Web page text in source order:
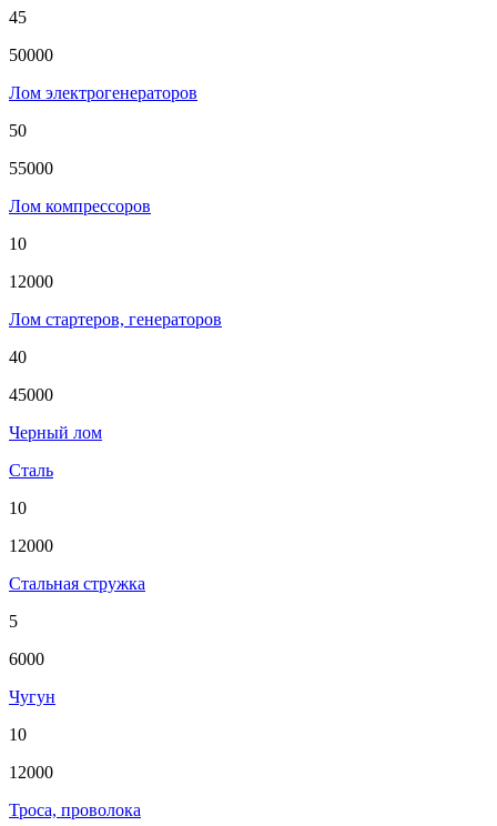
45
50000
Лом электрогенераторов
50
55000
Лом компрессоров
10
12000
Лом стартеров, генераторов
40
45000
Черный лом
Сталь
10
12000
Стальная стружка
5
6000
Чугун
10
12000
Троса, проволока